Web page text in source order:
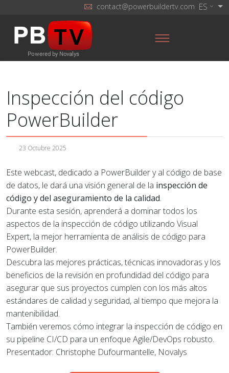
ES
contact@powerbuildertv.com
Inspección del código
PowerBuilder
23 Octubre 2025
Este webcast, dedicado a PowerBuilder y al código de base
de datos, le dará una visión general de la inspección de
código y del aseguramiento de la calidad.
Durante esta sesión, aprenderá a dominar todos los
aspectos de la inspección de código utilizando Visual
Expert, la mejor herramienta de análisis de código para
PowerBuilder.
Descubra las mejores prácticas, técnicas innovadoras y los
beneficios de la revisión en profundidad del código para
asegurar que sus proyectos cumplen con los más altos
estándares de calidad y seguridad, al tiempo que mejora la
mantenibilidad.
También veremos cómo integrar la inspección de código en
su pipeline CI/CD para un enfoque Agile/DevOps robusto.
Presentador: Christophe Dufourmantelle, Novalys